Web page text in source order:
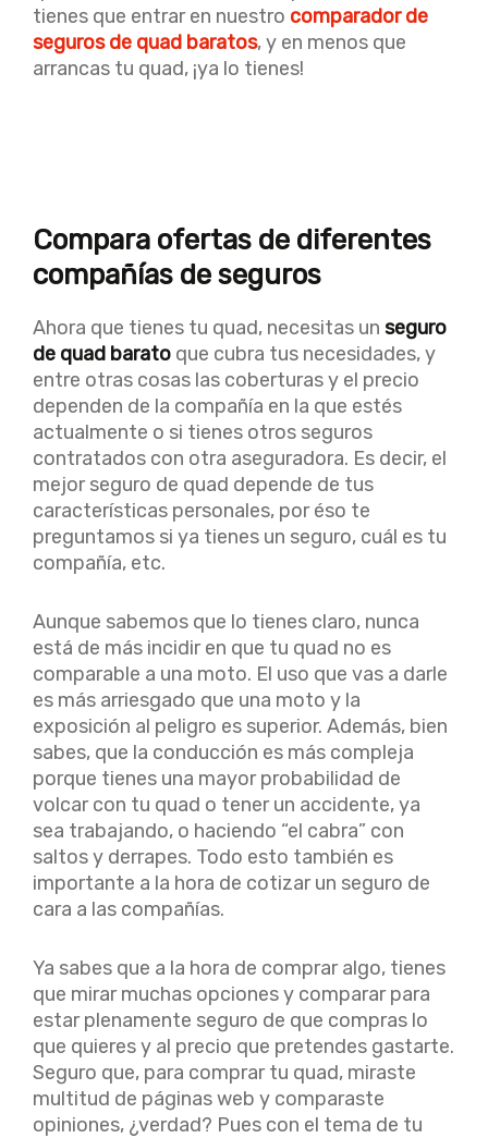
tienes que entrar en nuestro comparador de
seguros de quad baratos, y en menos que
arrancas tu quad, ¡ya lo tienes!
Compara ofertas de diferentes
compañías de seguros
Ahora que tienes tu quad, necesitas un seguro
de quad barato que cubra tus necesidades, y
entre otras cosas las coberturas y el precio
dependen de la compañía en la que estés
actualmente o si tienes otros seguros
contratados con otra aseguradora. Es decir, el
mejor seguro de quad depende de tus
características personales, por éso te
preguntamos si ya tienes un seguro, cuál es tu
compañía, etc.
Aunque sabemos que lo tienes claro, nunca
está de más incidir en que tu quad no es
comparable a una moto. El uso que vas a darle
es más arriesgado que una moto y la
exposición al peligro es superior. Además, bien
sabes, que la conducción es más compleja
porque tienes una mayor probabilidad de
volcar con tu quad o tener un accidente, ya
sea trabajando, o haciendo “el cabra” con
saltos y derrapes. Todo esto también es
importante a la hora de cotizar un seguro de
cara a las compañías.
Ya sabes que a la hora de comprar algo, tienes
que mirar muchas opciones y comparar para
estar plenamente seguro de que compras lo
que quieres y al precio que pretendes gastarte.
Seguro que, para comprar tu quad, miraste
multitud de páginas web y comparaste
opiniones, ¿verdad? Pues con el tema de tu